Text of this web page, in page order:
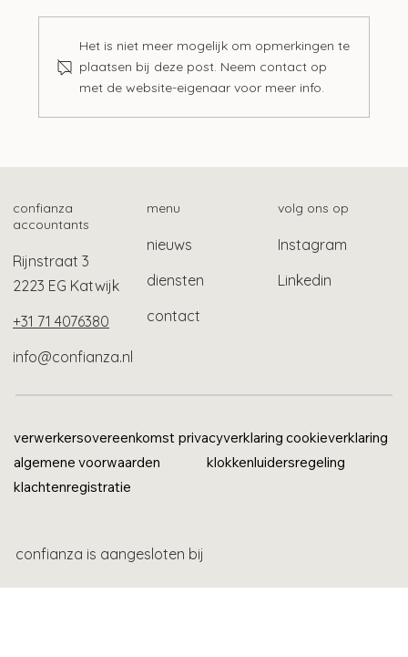
Het is niet meer mogelijk om opmerkingen te
plaatsen bij deze post. Neem contact op
met de website-eigenaar voor meer info.
confianza
accountants
Rijnstraat 3
2223 EG Katwijk
+31 71 4076380
info@confianza.nl
menu
nieuws
diensten
contact
volg ons op
Instagram
Linkedin
verwerkersovereenkomst privacyverklaring cookieverklaring
algemene voorwaarden
klokkenluidersregeling
klachtenregistratie
confianza is aangesloten bij